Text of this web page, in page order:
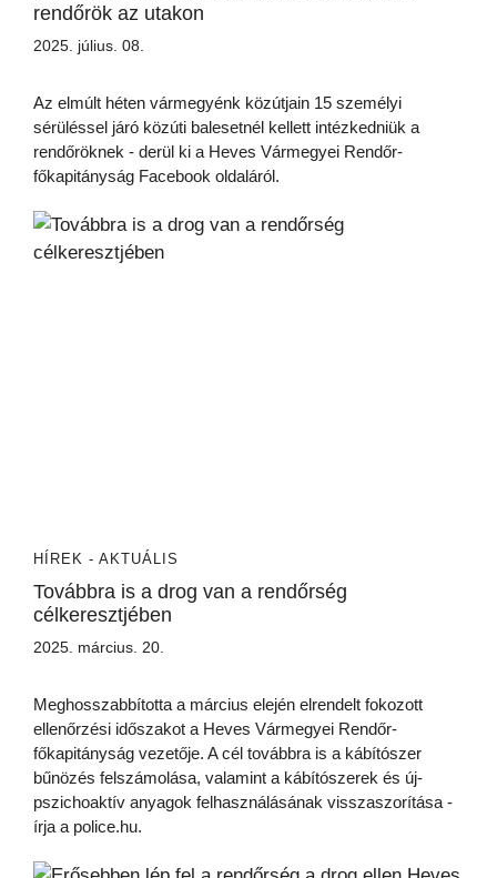
rendőrök az utakon
2025. július. 08.
Az elmúlt héten vármegyénk közútjain 15 személyi
sérüléssel járó közúti balesetnél kellett intézkedniük a
rendőröknek - derül ki a Heves Vármegyei Rendőr-
főkapitányság Facebook oldaláról.
HÍREK - AKTUÁLIS
Továbbra is a drog van a rendőrség
célkeresztjében
2025. március. 20.
Meghosszabbította a március elején elrendelt fokozott
ellenőrzési időszakot a Heves Vármegyei Rendőr-
főkapitányság vezetője. A cél továbbra is a kábítószer
bűnözés felszámolása, valamint a kábítószerek és új-
pszichoaktív anyagok felhasználásának visszaszorítása -
írja a police.hu.